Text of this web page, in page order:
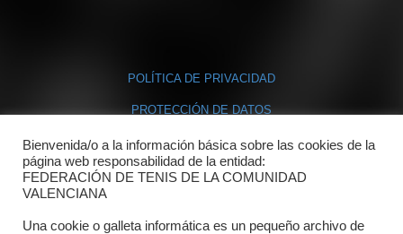
POLÍTICA DE PRIVACIDAD
PROTECCIÓN DE DATOS
POLÍTICA DE COOKIES
Dónde estamos
Bienvenida/o a la información básica sobre las cookies de la
página web responsabilidad de la entidad:
FEDERACIÓN DE TENIS DE LA COMUNIDAD
VALENCIANA
Una cookie o galleta informática es un pequeño archivo de